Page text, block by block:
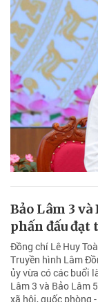
Bảo Lâm 3
phấn đấu đạt
Đồng chí Lê Huy
Truyền hình Lâm
ủy vừa có các buổi
Lâm 3 và Bảo Lâm
xã hội, quốc phòng